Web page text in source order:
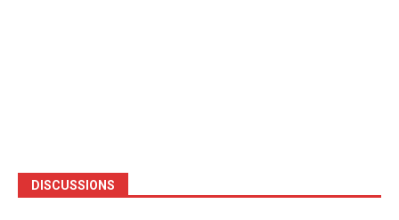
DISCUSSIONS